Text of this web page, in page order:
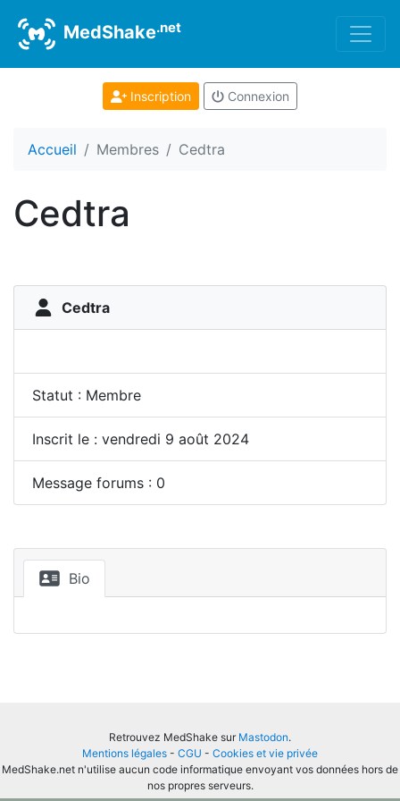
MedShake.net
Inscription Connexion
Accueil Membres Cedtra
Cedtra
Cedtra
Statut : Membre
Inscrit le : vendredi 9 août 2024
Message forums : 0
Bio
Retrouvez MedShake sur Mastodon.
Mentions légales - CGU - Cookies et vie privée
MedShake.net n'utilise aucun code informatique envoyant vos données hors de
nos propres serveurs.